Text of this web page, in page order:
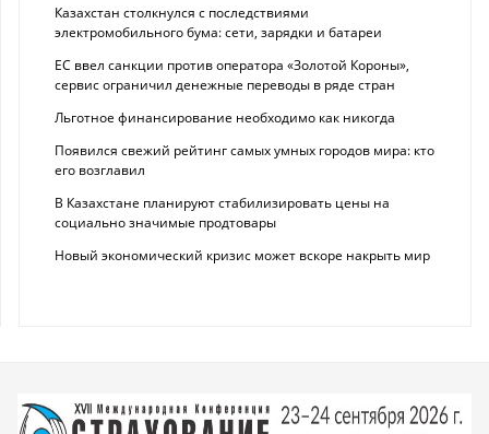
Казахстан столкнулся с последствиями
электромобильного бума: сети, зарядки и батареи
ЕС ввел санкции против оператора «Золотой Короны»,
сервис ограничил денежные переводы в ряде стран
Льготное финансирование необходимо как никогда
Появился свежий рейтинг самых умных городов мира: кто
его возглавил
В Казахстане планируют стабилизировать цены на
социально значимые продтовары
Новый экономический кризис может вскоре накрыть мир